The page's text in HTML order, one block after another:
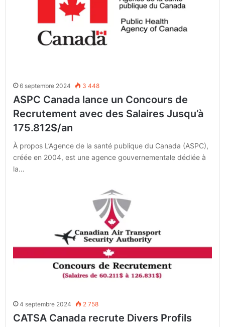
6 septembre 2024 3 448
ASPC Canada lance un Concours de
Recrutement avec des Salaires Jusqu’à
175.812$/an
À propos L’Agence de la santé publique du Canada (ASPC),
créée en 2004, est une agence gouvernementale dédiée à
la…
4 septembre 2024 2 758
CATSA Canada recrute Divers Profils